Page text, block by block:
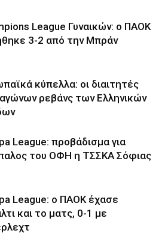
League Γυναικών: ο ΠΑΟΚ
3-2 από την Μπράν
κύπελλα: οι διαιτητές
ρεβάνς των Ελληνικών
League: προβάδισμα για
του ΟΦΗ η ΤΣΣΚΑ Σόφιας
League: ο ΠΑΟΚ έχασε
και το ματς, 0-1 με